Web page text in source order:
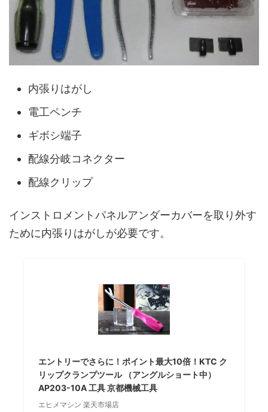
内張りはがし
電工ペンチ
ギボシ端子
配線分岐コネクター
配線クリップ
インストロメントパネルアンダーカバーを取り外す
ために内張りはがしが必要です。
エントリーでさらに！ポイント最大10倍！KTC ク
リップクランプツール （アングルショート中）
AP203-10A 工具 京都機械工具
エヒメマシン 楽天市場店